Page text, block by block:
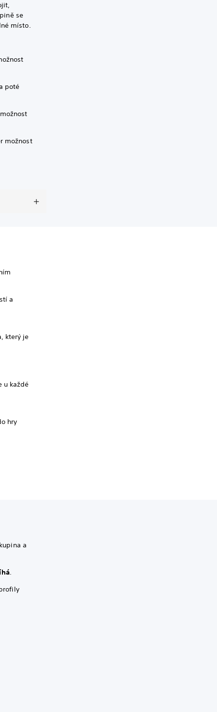
se
místo.
poté
možnost
a
který je
u každé
hry
a
.